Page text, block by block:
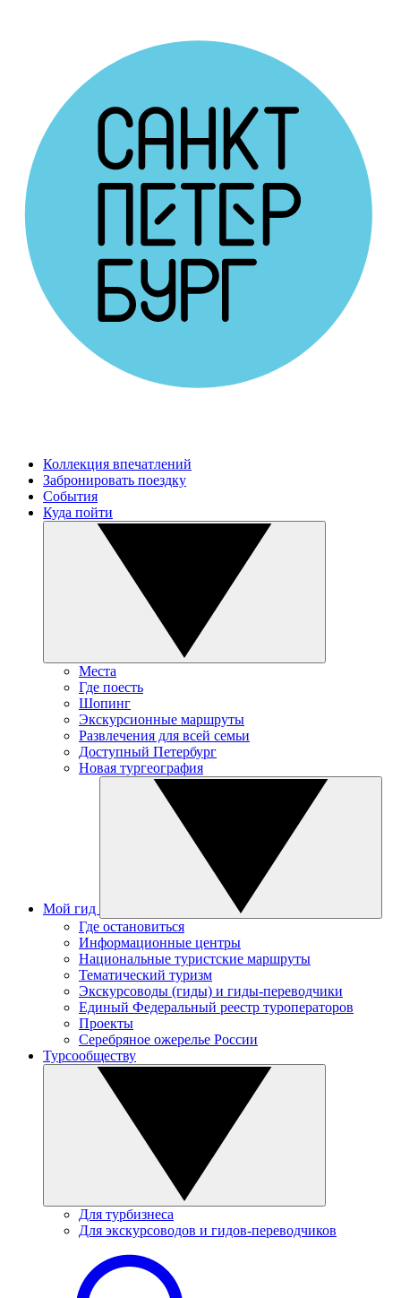
Коллекция впечатлений
Забронировать поездку
События
Куда пойти
Места
Где поесть
Шопинг
Экскурсионные маршруты
Развлечения для всей семьи
Доступный Петербург
Новая тургеография
Мой гид
Где остановиться
Информационные центры
Национальные туристские маршруты
Тематический туризм
Экскурсоводы (гиды) и гиды-переводчики
Единый Федеральный реестр туроператоров
Проекты
Серебряное ожерелье России
Турсообществу
Для турбизнеса
Для экскурсоводов и гидов-переводчиков